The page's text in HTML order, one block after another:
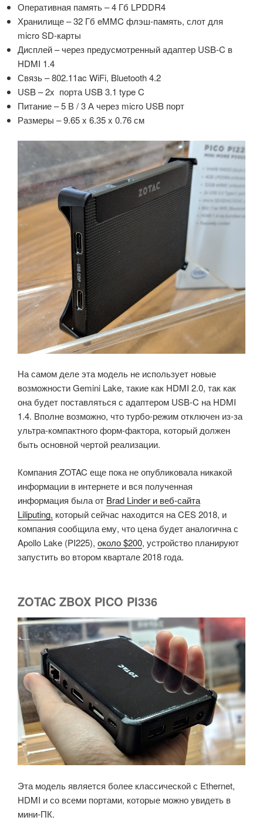
Оперативная память – 4 Гб LPDDR4
Хранилище – 32 Гб eMMC флэш-память, слот для
micro SD-карты
Дисплей – через предусмотренный адаптер USB-C в
HDMI 1.4
Связь – 802.11ac WiFi, Bluetooth 4.2
USB – 2x порта USB 3.1 type C
Питание – 5 В / 3 А через micro USB порт
Размеры – 9.65 x 6.35 x 0.76 см
На самом деле эта модель не использует новые
возможности Gemini Lake, такие как HDMI 2.0, так как
она будет поставляться с адаптером USB-C на HDMI
1.4. Вполне возможно, что турбо-режим отключен из-за
ультра-компактного форм-фактора, который должен
быть основной чертой реализации.
Компания ZOTAC еще пока не опубликовала никакой
информации в интернете и вся полученная
информация была от Brad Linder и веб-сайта
Liliputing, который сейчас находится на CES 2018, и
компания сообщила ему, что цена будет аналогична с
Apollo Lake (PI225), около $200, устройство планируют
запустить во втором квартале 2018 года.
ZOTAC ZBOX PICO PI336
Эта модель является более классической с Ethernet,
HDMI и со всеми портами, которые можно увидеть в
мини-ПК.